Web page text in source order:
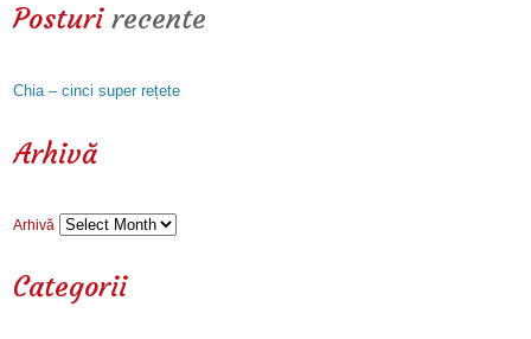
Posturirecente
Chia – cinci super rețete
Arhivă
Arhivă
Categorii